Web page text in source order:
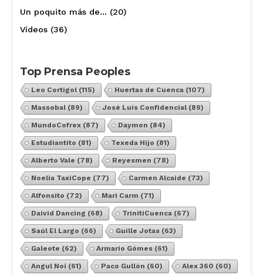
Un poquito más de… (20)
Vídeos(36)
Top Prensa Peoples
Leo Cortigol(115) Huertas de Cuenca(107)
Massobal(89) José Luis Confidencial(89)
MundoCofrex(87) Daymon (84)
Estudiantito (81) Texeda Hijo (81)
Alberto Vale (78) Reyesmen (78)
Noelia TaxiCope (77) Carmen Alcaide (73)
Alfonsito (72) Mari Carm (71)
Daivid Dancing (68) TrinitiCuenca(67)
Saúl El Largo (66) Guille Jotas(63)
Galeote (62) Armario Gómes(61)
Angul Noi (61) Paco Gullón (60) Alex 360 (60)